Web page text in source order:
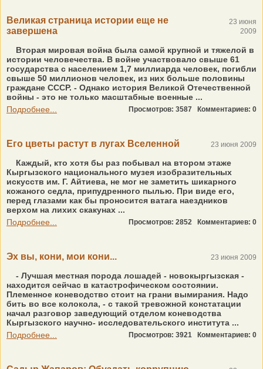
Великая страница истории еще не
завершена
23 июня
2009
Вторая мировая война была самой крупной и тяжелой в
истории человечества. В войне участвовало свыше 61
государства с населением 1,7 миллиарда человек, погибли
свыше 50 миллионов человек, из них больше половины
граждане СССР. - Однако история Великой Отечественной
войны - это не только масштабные военные ...
Подробнее...
Просмотров: 3587 Комментариев: 0
Его цветы растут в лугах Вселенной 23 июня 2009
Каждый, кто хотя бы раз побывал на втором этаже
Кыргызского национального музея изобразительных
искусств им. Г. Айтиева, не мог не заметить шикарного
кожаного седла, припудренного пылью. При виде его,
перед глазами как бы проносится ватага наездников
верхом на лихих скакунах ...
Подробнее...
Просмотров: 2852 Комментариев: 0
Эх вы, кони, мои кони... 23 июня 2009
- Лучшая местная порода лошадей - новокыргызская -
находится сейчас в катастрофическом состоянии.
Племенное коневодство стоит на грани вымирания. Надо
бить во все колокола, - с такой тревожной констатации
начал разговор заведующий отделом коневодства
Кыргызского научно- исследовательского института ...
Подробнее...
Просмотров: 3921 Комментариев: 0